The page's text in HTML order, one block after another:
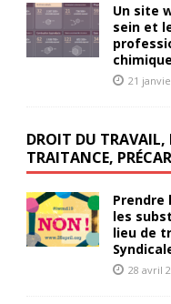
Un site
sein et
21
DROIT DU TRAVAIL,
TRAITANCE,
Prendre
les
lieu de
28 avril